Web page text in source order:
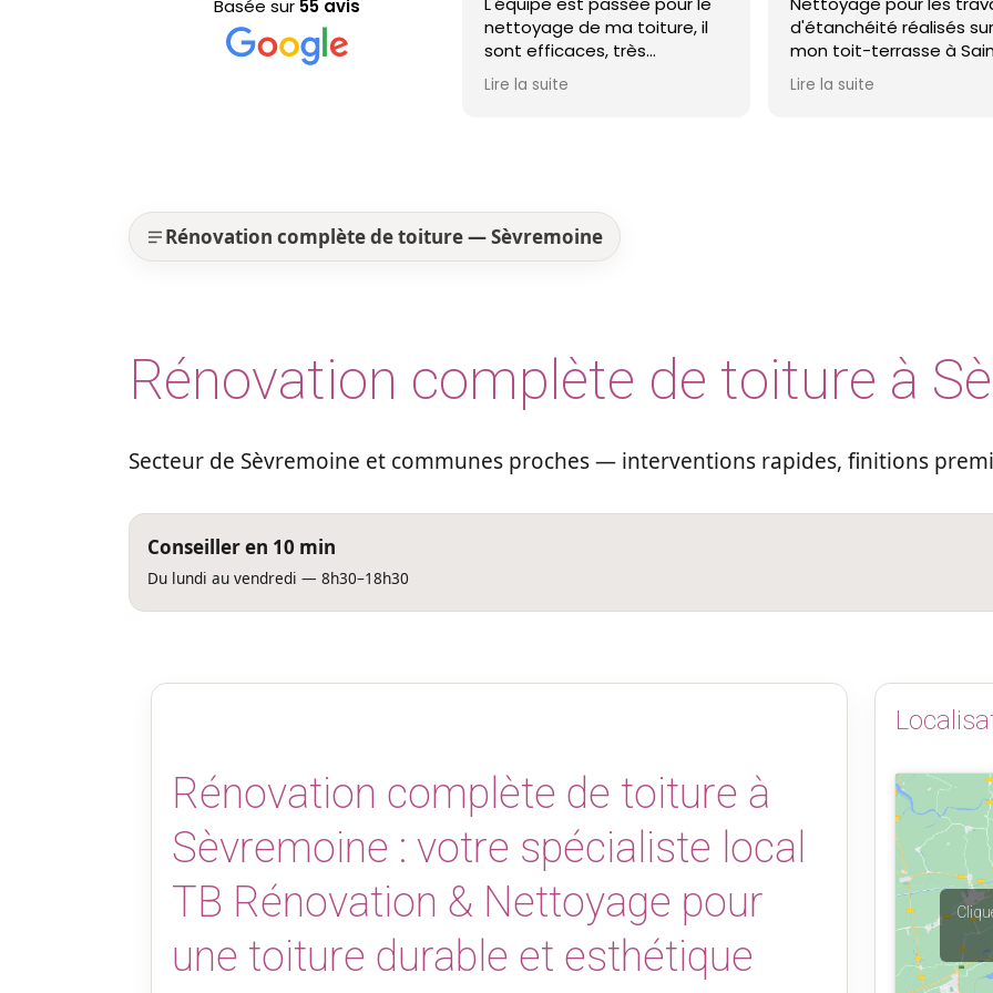
Basée sur 55 avis
nettoyage de ma toiture, il
sont efficaces, très
d'étanchéité réalisés sur
mon toit-terrasse à Saint-
Nazaire. Entreprise réactive,
professionnelle et agréable.
yeux fermés !
Lire la suite
Monsieur Boulain est
honnêteté remarquable.
Lire la suite
Rénovation complète de toiture — Sèvremoine
Rénovation complète de toiture à
Secteur de Sèvremoine et communes proches — interventions rapides, finitions
Conseiller en 10 min
Du lundi au vendredi — 8h30–18h30
Rénovation complète de toiture à
Sèvremoine : votre spécialiste local
TB Rénovation & Nettoyage pour
une toiture durable et esthétique